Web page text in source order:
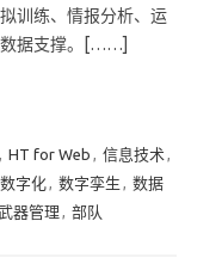
训练、情报分析、运
数据支撑。[……]
, HT for Web , 信息技术 ,
数字化, 数字孪生 , 数据
器管理 , 部队